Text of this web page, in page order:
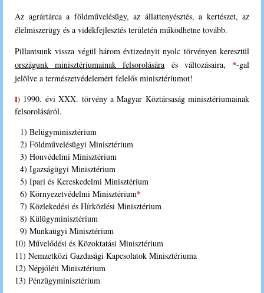
Az agrártárca a földművelésügy, az állattenyésztés, a kertészet, az
élelmiszerügy és a vidékfejlesztés területén működhetne tovább.
Pillantsunk vissza végül három évtizednyit nyolc törvényen keresztül
országunk minisztériumainak felsorolására és változásaira, *-gal
jelölve a természetvédelemért felelős minisztériumot!
I) 1990. évi XXX. törvény a Magyar Köztársaság minisztériumainak
felsorolásáról.
1) Belügyminisztérium
2) Földművelésügyi Minisztérium
3) Honvédelmi Minisztérium
4) Igazságügyi Minisztérium
5) Ipari és Kereskedelmi Minisztérium
6) Környezetvédelmi Minisztérium*
7) Közlekedési és Hírközlési Minisztérium
8) Külügyminisztérium
9) Munkaügyi Minisztérium
10) Művelődési és Közoktatási Minisztérium
11) Nemzetközi Gazdasági Kapcsolatok Minisztériuma
12) Népjóléti Minisztérium
13) Pénzügyminisztérium